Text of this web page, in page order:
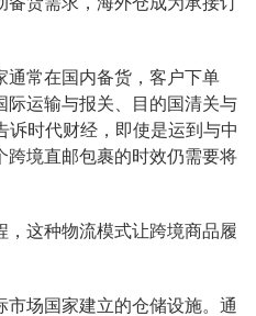
通常在国内备货，客户下单
际运输与报关、目的国清关与
诉时代财经，即使是运到与中
跨境直邮包裹的时效仍需要将
这种物流模式让跨境商品履
市场国家建立的仓储设施。通